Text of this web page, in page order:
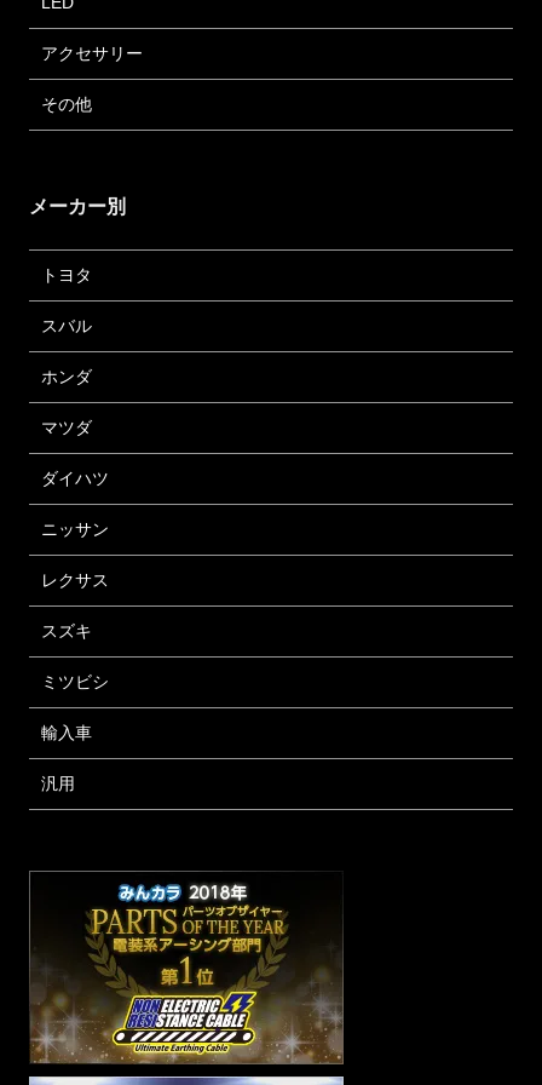
アクセサリー
その他
メーカー別
トヨタ
スバル
ホンダ
マツダ
ダイハツ
ニッサン
レクサス
スズキ
ミツビシ
輸入車
汎用